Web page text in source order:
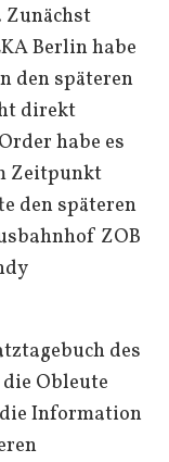
Zunächst
Berlin habe
den späteren
direkt
habe es
Zeitpunkt
den späteren
ZOB
des
Obleute
Information